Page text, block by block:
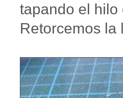
tapando el hilo
Retorcemos la